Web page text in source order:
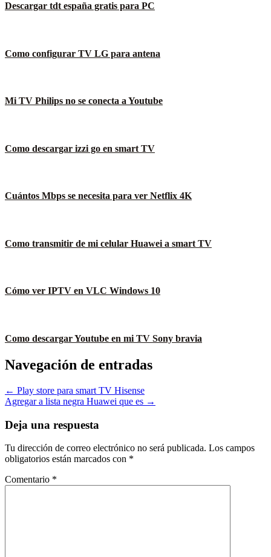
Descargar tdt españa gratis para PC
Como configurar TV LG para antena
Mi TV Philips no se conecta a Youtube
Como descargar izzi go en smart TV
Cuántos Mbps se necesita para ver Netflix 4K
Como transmitir de mi celular Huawei a smart TV
Cómo ver IPTV en VLC Windows 10
Como descargar Youtube en mi TV Sony bravia
Navegación de entradas
← Play store para smart TV Hisense
Agregar a lista negra Huawei que es →
Deja una respuesta
Tu dirección de correo electrónico no será publicada. Los campos
obligatorios están marcados con *
Comentario *